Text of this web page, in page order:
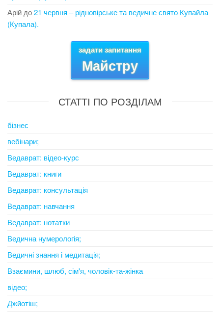
Арійдо21 червня – рідновірське та ведичне свято Купайла
(Купала).
задати запитання
Майстру
СТАТТІ ПО РОЗДІЛАМ
бізнес
вебінари;
Ведаврат: відео-курс
Ведаврат: книги
Ведаврат: консультація
Ведаврат: навчання
Ведаврат: нотатки
Ведична нумерологія;
Ведичні знання і медитація;
Взаємини, шлюб, сім'я, чоловік-та-жінка
відео;
Джйотіш;